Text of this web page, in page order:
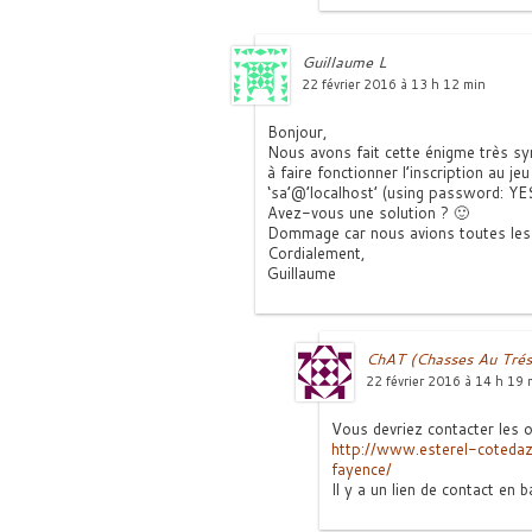
Guillaume L
22 février 2016 à 13 h 12 min
Bonjour,
Nous avons fait cette énigme très
à faire fonctionner l’inscription au
‘sa’@’localhost’ (using password:
Avez-vous une solution ? 🙂
Dommage car nous avions toutes
Cordialement,
Guillaume
ChAT (Chasses Au
22 février 2016 à 14 h 19
Vous devriez contacter les
http://www.esterel-
fayence/
Il y a un lien de contact en